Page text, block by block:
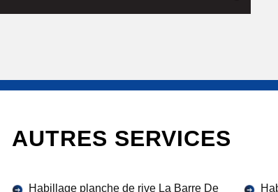
AUTRES SERVICES
Habillage planche de rive La Barre De